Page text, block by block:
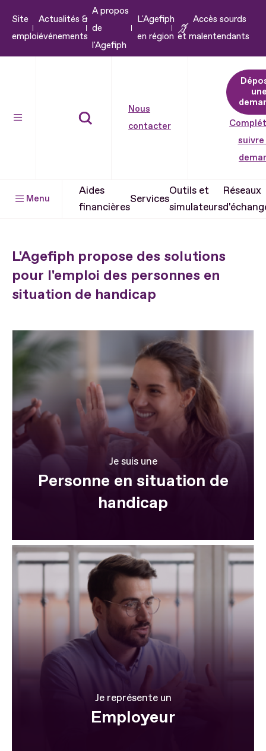
Aller
Site
emploi
Actualités &
événements
A propos
de
l'Agefiph
L'Agefiph
en région
Accès sourds
et malentendants
Nous
contacter
suivre
Menu
Aides
financières
Services
Outils et
simulateurs
Réseaux
L'Agefiph propose des solutions
pour l'emploi des personnes en
situation de handicap
Je suis une
Personne en situation de
handicap
Je représente un
Employeur